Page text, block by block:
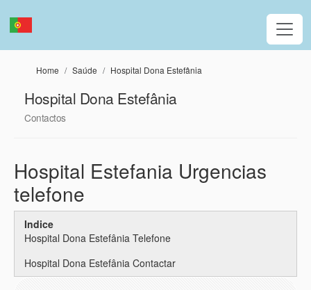
Home Saúde Hospital Dona Estefânia
Hospital Dona Estefânia
Contactos
Hospital Estefania Urgencias
telefone
Indice
Hospital Dona Estefânia Telefone
Hospital Dona Estefânia Contactar